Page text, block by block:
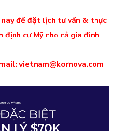
để đặt lịch tư vấn & thực
định cư Mỹ cho cả gia đình
vietnam@kornova.com